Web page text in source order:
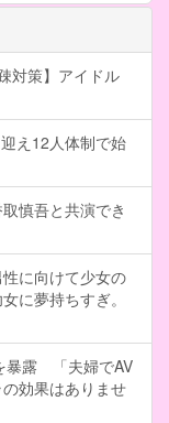
対策】アイドル
え12人体制で始
慎吾と共演でき
に向けて少女の
に夢持ちすぎ。
暴露 「夫婦でAV
効果はありませ